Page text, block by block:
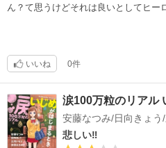
ん？て思うけどそれは良いとしてヒー
いいね 0件
涙100万粒のリアル
安藤なつみ/日向きょう
悲しい‼︎